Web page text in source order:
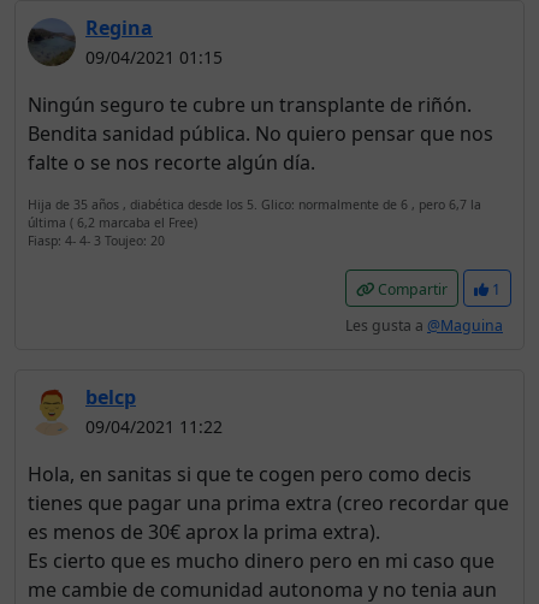
Regina
09/04/2021 01:15
Ningún seguro te cubre un transplante de riñón.
Bendita sanidad pública. No quiero pensar que nos
falte o se nos recorte algún día.
Hija de 35 años , diabética desde los 5. Glico: normalmente de 6 , pero 6,7 la
última ( 6,2 marcaba el Free)
Fiasp: 4- 4- 3 Toujeo: 20
Compartir
1
Les gusta a @Maguina
belcp
09/04/2021 11:22
Hola, en sanitas si que te cogen pero como decis
tienes que pagar una prima extra (creo recordar que
es menos de 30€ aprox la prima extra).
Es cierto que es mucho dinero pero en mi caso que
me cambie de comunidad autonoma y no tenia aun